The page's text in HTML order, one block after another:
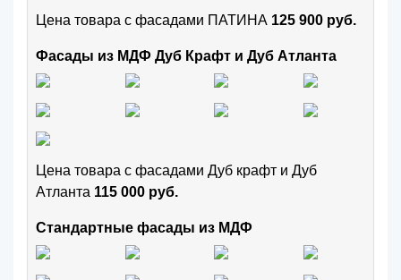
Цена товара с фасадами ПАТИНА 125 900 руб.
Фасады из МДФ Дуб Крафт и Дуб Атланта
Цена товара с фасадами Дуб крафт и Дуб
Атланта 115 000 руб.
Стандартные фасады из МДФ